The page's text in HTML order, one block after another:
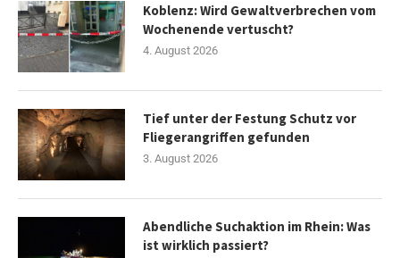
Koblenz: Wird Gewaltverbrechen vom
Wochenende vertuscht?
4. August 2026
Tief unter der Festung Schutz vor
Fliegerangriffen gefunden
3. August 2026
Abendliche Suchaktion im Rhein: Was
ist wirklich passiert?